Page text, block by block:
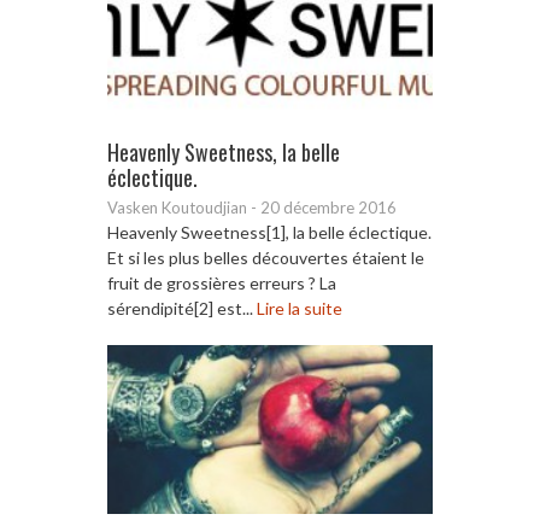
Heavenly Sweetness, la belle
éclectique.
Vasken Koutoudjian - 20 décembre 2016
Heavenly Sweetness[1], la belle éclectique.
Et si les plus belles découvertes étaient le
fruit de grossières erreurs ? La
sérendipité[2] est...Lire la suite